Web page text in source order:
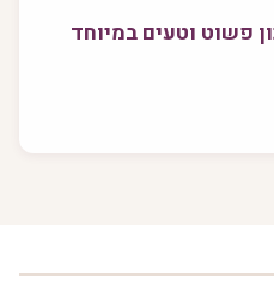
פשוט וטעים במיוחד